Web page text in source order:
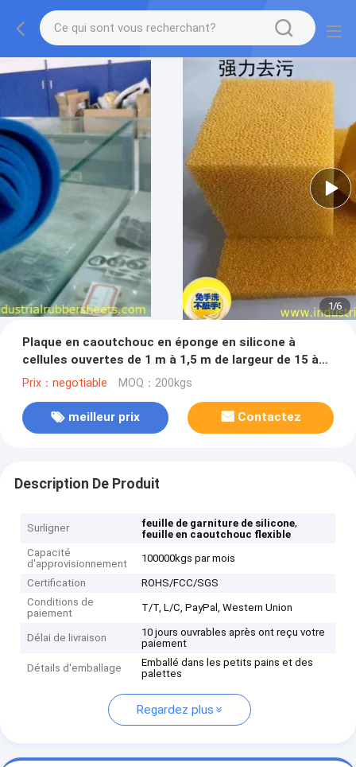
1/6
Plaque en caoutchouc en éponge en silicone à
cellules ouvertes de 1 m à 1,5 m de largeur de 15 à
45 bords
Prix：negotiable MOQ：200kgs
meilleur prix Contactez
Description De Produit
Surligner feuille de garniture de silicone,
feuille en caoutchouc flexible
Capacité
d'approvisionnement
100000kgs par mois
Certification
ROHS/FCC/SGS
Conditions de
paiement
T/T, L/C, PayPal, Western Union
Délai de livraison
10 jours ouvrables après ont reçu votre
paiement
Détails d'emballage
Emballé dans les petits pains et des
palettes
Regardez plus